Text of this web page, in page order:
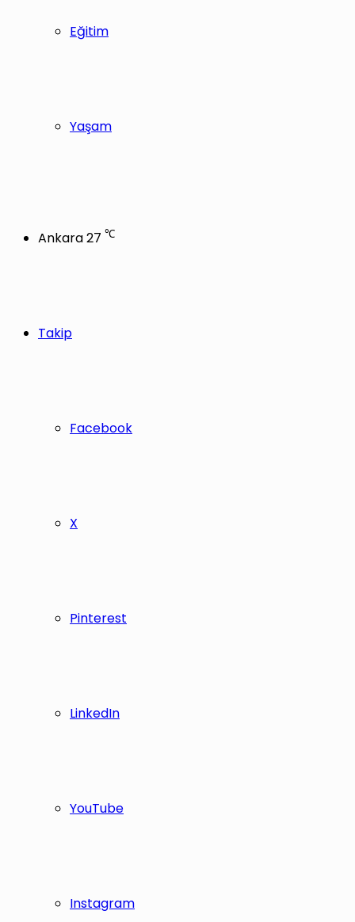
Eğitim
Yaşam
Ankara27 ℃
Takip
Facebook
X
Pinterest
LinkedIn
YouTube
Instagram